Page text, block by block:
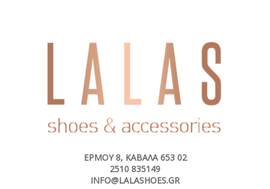
ΕΡΜΟΎ 8, ΚΑΒΆΛΑ 653 02
2510 835149
INFO@LALASHOES.GR